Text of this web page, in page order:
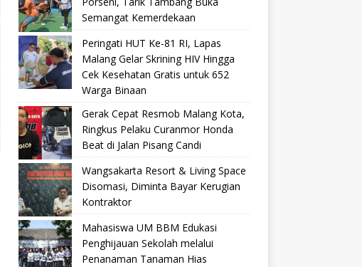
Semangat Kemerdekaan
Peringati HUT Ke-81 RI, Lapas
Malang Gelar Skrining HIV Hingga
Cek Kesehatan Gratis untuk 652
Warga Binaan
Gerak Cepat Resmob Malang Kota,
Ringkus Pelaku Curanmor Honda
Beat di Jalan Pisang Candi
Wangsakarta Resort & Living Space
Disomasi, Diminta Bayar Kerugian
Kontraktor
Mahasiswa UM BBM Edukasi
Penghijauan Sekolah melalui
Penanaman Tanaman Hias